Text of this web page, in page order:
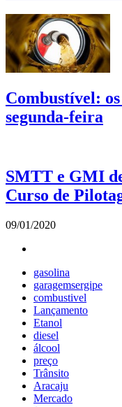
Combustível:
segunda-feira
SMTT e GMI
Curso de
09/01/2020
gasolina
garagemsergipe
combustivel
Lançamento
Etanol
diesel
álcool
preço
Trânsito
Aracaju
Mercado